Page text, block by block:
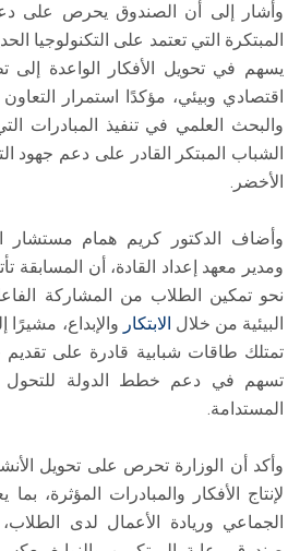
وأشار إلى أن الصندوق يحرص على
المبتكرة التي تعتمد على التكنولوجيا
يسهم في تحويل الأفكار الواعدة إلى
اقتصادي وبيئي، مؤكدًا استمرار
والبحث العلمي في تنفيذ المبادرات
الشباب المبتكر القادر على دعم جهود
الأخضر.
وأضاف الدكتور كريم همام مستشار
ومدير معهد إعداد القادة، أن المسابقة
نحو تمكين الطلاب من المشاركة
البيئية من خلال الابتكار والإبداع، مشيرًا
تمتلك طاقات شبابية قادرة على
تسهم في دعم خطط الدولة للتحول
المستدامة.
وأكد أن الوزارة تحرص على تحويل
لإنتاج الأفكار والمبادرات المؤثرة،
الجماعي وريادة الأعمال لدى